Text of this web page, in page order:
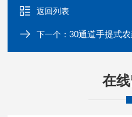
返回列表
下一个：30通道手提式农
在